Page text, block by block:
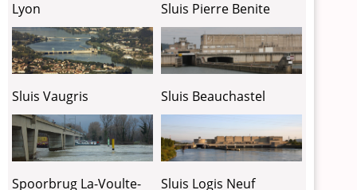
Lyon Sluis Pierre Benite
Sluis Vaugris Sluis Beauchastel
Spoorbrug La-Voulte-
Sluis Logis Neuf